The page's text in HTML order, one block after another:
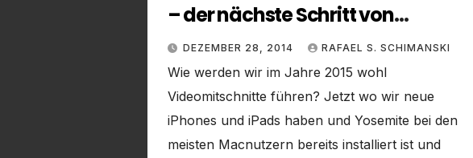
– der nächste Schritt von
Videoaufnahmen
DEZEMBER 28, 2014 RAFAEL S. SCHIMANSKI
Wie werden wir im Jahre 2015 wohl
Videomitschnitte führen? Jetzt wo wir neue
iPhones und iPads haben und Yosemite bei den
meisten Macnutzern bereits installiert ist und